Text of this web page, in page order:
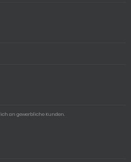
an gewerbliche Kunden.